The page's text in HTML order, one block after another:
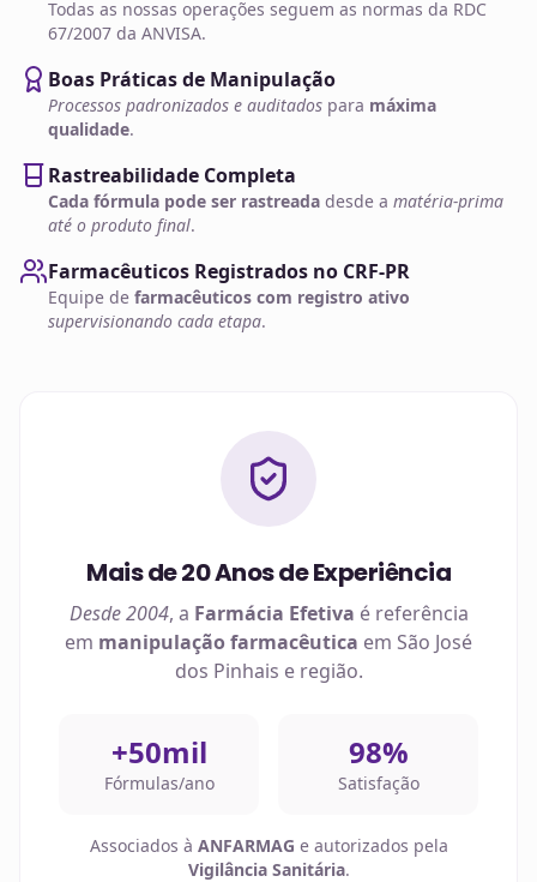
Todas as nossas operações seguem as normas da RDC
67/2007 da ANVISA.
Boas Práticas de Manipulação
Processos padronizados e auditados para máxima
qualidade.
Rastreabilidade Completa
Cada fórmula pode ser rastreada desde a matéria-prima
até o produto final.
Farmacêuticos Registrados no CRF-PR
Equipe de farmacêuticos com registro ativo
supervisionando cada etapa.
Mais de 20 Anos de Experiência
Desde 2004, a Farmácia Efetiva é referência
em manipulação farmacêutica em São José
dos Pinhais e região.
+50mil
Fórmulas/ano
98%
Satisfação
Associados à ANFARMAG e autorizados pela
Vigilância Sanitária.